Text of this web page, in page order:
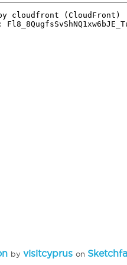
byvisitcypruson